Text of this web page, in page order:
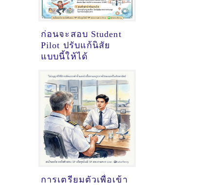
ก่อนจะสอบ Student
Pilot ปรับแก้นิสัย
แบบนี้ให้ได้
การเตรียมตัวเพื่อเข้า